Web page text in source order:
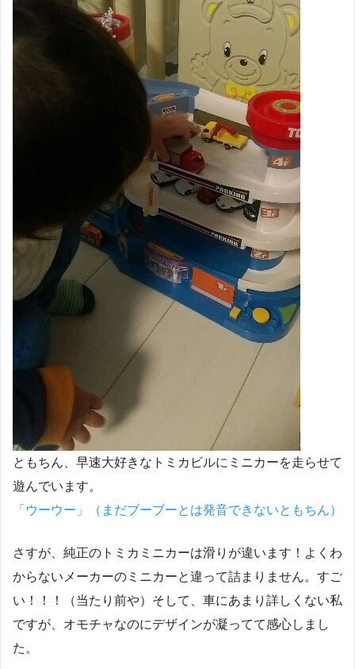
ともちん、早速大好きなトミカビルにミニカーを走らせて
遊んでいます。
「ウーウー」（まだブーブーとは発音できないともちん）
さすが、純正のトミカミニカーは滑りが違います！よくわ
からないメーカーのミニカーと違って詰まりません。すご
い！！！（当たり前や）そして、車にあまり詳しくない私
ですが、オモチャなのにデザインが凝ってて感心しまし
た。